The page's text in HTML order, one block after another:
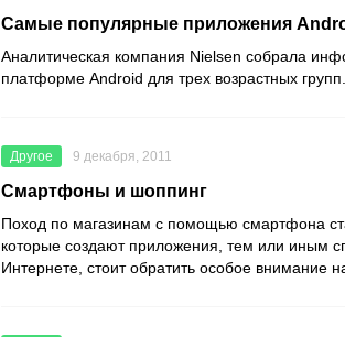
Самые популярные приложения
Аналитическая компания Nielsen собрала
платформе Android для трех возрастных групп.
Другое 9 декабря, 2011
Смартфоны и шоппинг
Поход по магазинам с помощью смартфона
которые создают приложения, тем или иным
Интернете, стоит обратить особое внимание на